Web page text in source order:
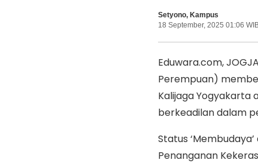
Setyono, Kampus
18 September, 2025 01:06
Eduwara.com,
Perempuan)
Kalijaga Yogyakarta
berkeadilan dalam
Status
Penanganan